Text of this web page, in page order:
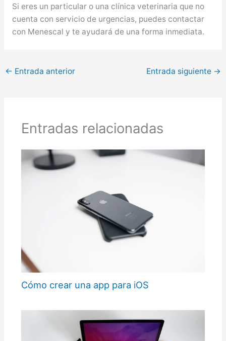
Si eres un particular o una clínica veterinaria que no
cuenta con servicio de urgencias, puedes contactar
con Menescal y te ayudará de una forma inmediata.
← Entrada anterior Entrada siguiente →
Entradas relacionadas
Cómo crear una app para iOS